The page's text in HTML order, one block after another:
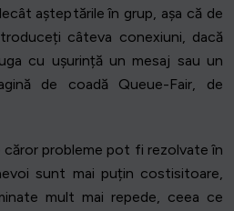
așteptările în grup, așa că de
câteva conexiuni, dacă
cu ușurință un mesaj sau un
de coadă Queue-Fair, de
probleme pot fi rezolvate în
sunt mai puțin costisitoare,
mult mai repede, ceea ce